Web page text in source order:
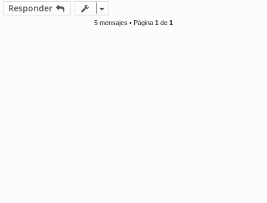
Responder
5 mensajes • Página 1 de 1